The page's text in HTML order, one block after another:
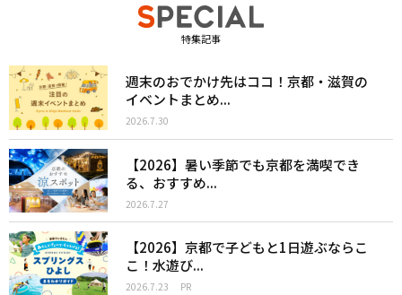
特集記事
週末のおでかけ先はココ！京都・滋賀の
イベントまとめ...
2026.7.30
【2026】暑い季節でも京都を満喫でき
る、おすすめ...
2026.7.27
【2026】京都で子どもと1日遊ぶならこ
こ！水遊び...
2026.7.23 PR